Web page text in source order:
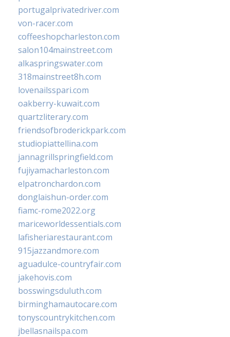
portugalprivatedriver.com
von-racer.com
coffeeshopcharleston.com
salon104mainstreet.com
alkaspringswater.com
318mainstreet8h.com
lovenailsspari.com
oakberry-kuwait.com
quartzliterary.com
friendsofbroderickpark.com
studiopiattellina.com
jannagrillspringfield.com
fujiyamacharleston.com
elpatronchardon.com
donglaishun-order.com
fiamc-rome2022.org
mariceworldessentials.com
lafisheriarestaurant.com
915jazzandmore.com
aguadulce-countryfair.com
jakehovis.com
bosswingsduluth.com
birminghamautocare.com
tonyscountrykitchen.com
jbellasnailspa.com